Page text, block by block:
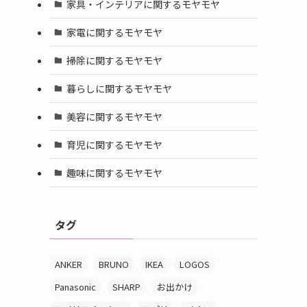
家具・インテリアに関するモヤモヤ
家電に関するモヤモヤ
掃除に関するモヤモヤ
暮らしに関するモヤモヤ
美容に関するモヤモヤ
育児に関するモヤモヤ
趣味に関するモヤモヤ
タグ
ANKER BRUNO IKEA
LOGOS
Panasonic
SHARP
お出かけ